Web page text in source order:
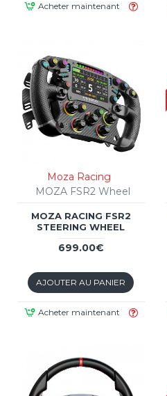
Acheter maintenant
Moza Racing
MOZA FSR2 Wheel
MOZA RACING FSR2
STEERING WHEEL
699.00€
AJOUTER AU PANIER
Acheter maintenant